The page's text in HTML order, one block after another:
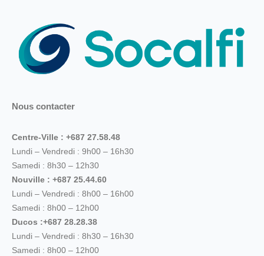
Nous contacter
Centre-Ville : +687 27.58.48
Lundi – Vendredi : 9h00 – 16h30
Samedi : 8h30 – 12h30
Nouville : +687 25.44.60
Lundi – Vendredi : 8h00 – 16h00
Samedi : 8h00 – 12h00
Ducos :+687 28.28.38
Lundi – Vendredi : 8h30 – 16h30
Samedi : 8h00 – 12h00